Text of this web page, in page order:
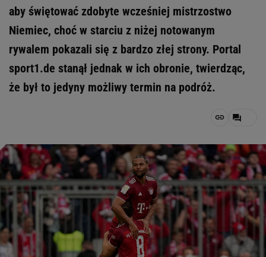
aby świętować zdobyte wcześniej mistrzostwo
Niemiec, choć w starciu z niżej notowanym
rywalem pokazali się z bardzo złej strony. Portal
sport1.de stanął jednak w ich obronie, twierdząc,
że był to jedyny możliwy termin na podróż.